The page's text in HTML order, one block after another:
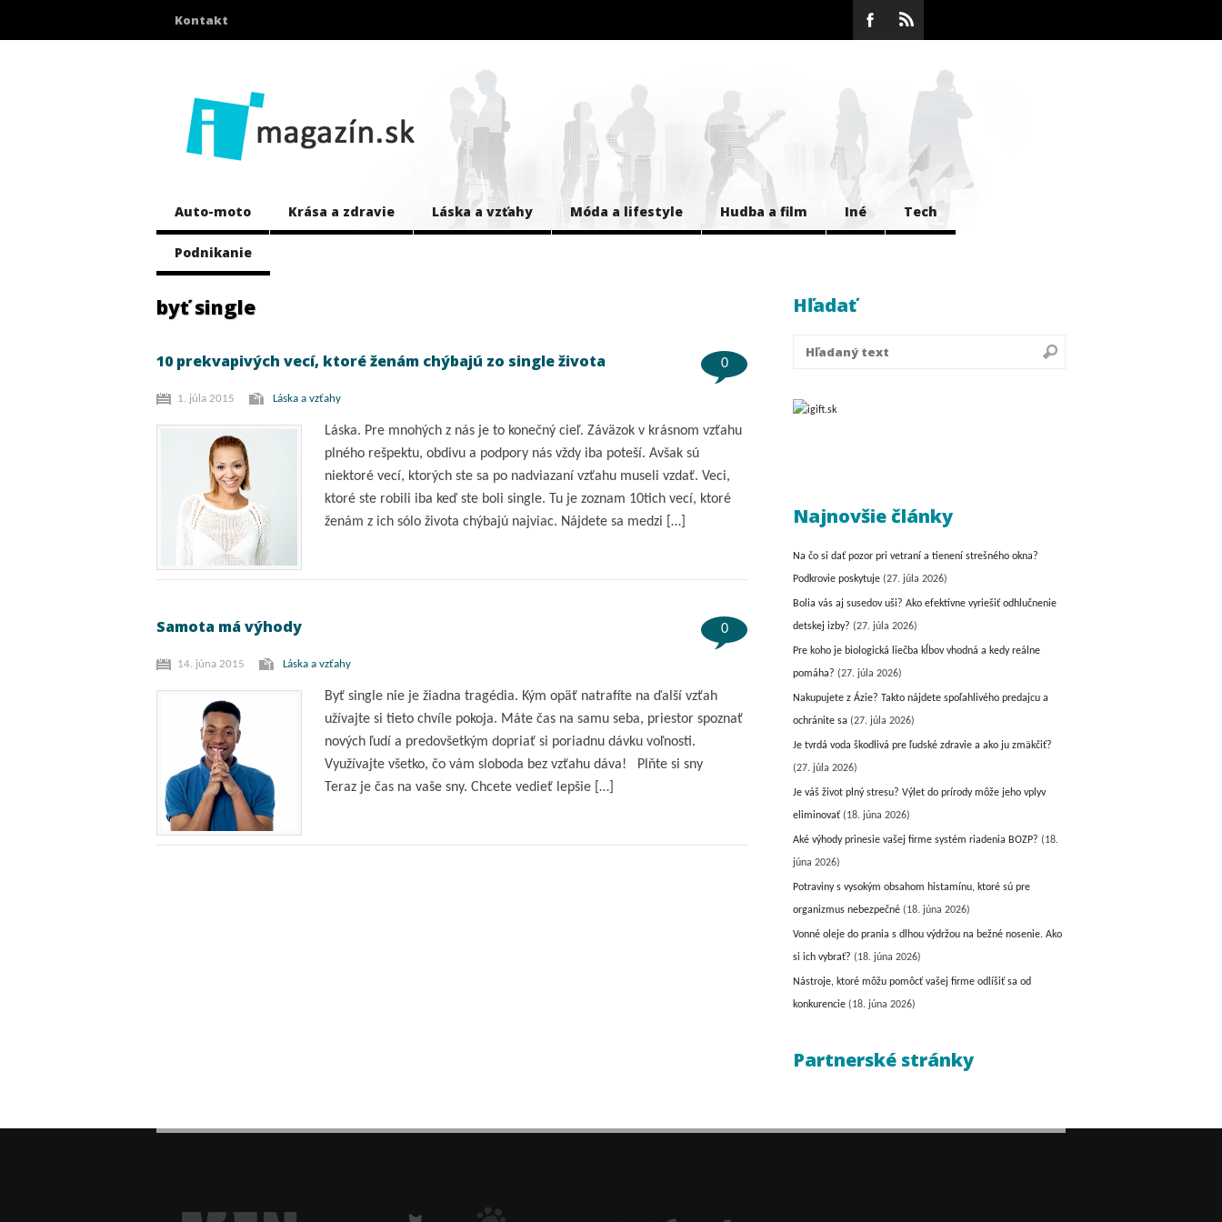
Kontakt
Auto-moto Krása a zdravie Láska a vzťahy Móda a lifestyle Hudba a film Iné Tech
Podnikanie
byť single
0
10 prekvapivých vecí, ktoré ženám chýbajú zo single života
1. júla 2015 Láska a vzťahy
Láska. Pre mnohých z nás je to konečný cieľ. Záväzok v krásnom vzťahu
plného rešpektu, obdivu a podpory nás vždy iba poteší. Avšak sú
niektoré vecí, ktorých ste sa po nadviazaní vzťahu museli vzdať. Veci,
ktoré ste robili iba keď ste boli single. Tu je zoznam 10tich vecí, ktoré
ženám z ich sólo života chýbajú najviac. Nájdete sa medzi […]
0
Samota má výhody
14. júna 2015 Láska a vzťahy
Byť single nie je žiadna tragédia. Kým opäť natrafíte na ďalší vzťah
užívajte si tieto chvíle pokoja. Máte čas na samu seba, priestor spoznať
nových ľudí a predovšetkým dopriať si poriadnu dávku voľnosti.
Využívajte všetko, čo vám sloboda bez vzťahu dáva! Plňte si sny
Teraz je čas na vaše sny. Chcete vedieť lepšie […]
Hľadať
Najnovšie články
Na čo si dať pozor pri vetraní a tienení strešného okna?
Podkrovie poskytuje (27. júla 2026)
Bolia vás aj susedov uši? Ako efektívne vyriešiť odhlučnenie
detskej izby? (27. júla 2026)
Pre koho je biologická liečba kĺbov vhodná a kedy reálne
pomáha? (27. júla 2026)
Nakupujete z Ázie? Takto nájdete spoľahlivého predajcu a
ochránite sa (27. júla 2026)
Je tvrdá voda škodlivá pre ľudské zdravie a ako ju zmäkčiť?
(27. júla 2026)
Je váš život plný stresu? Výlet do prírody môže jeho vplyv
eliminovať (18. júna 2026)
Aké výhody prinesie vašej firme systém riadenia BOZP? (18.
júna 2026)
Potraviny s vysokým obsahom histamínu, ktoré sú pre
organizmus nebezpečné (18. júna 2026)
Vonné oleje do prania s dlhou výdržou na bežné nosenie. Ako
si ich vybrať? (18. júna 2026)
Nástroje, ktoré môžu pomôcť vašej firme odlíšiť sa od
konkurencie (18. júna 2026)
Partnerské stránky